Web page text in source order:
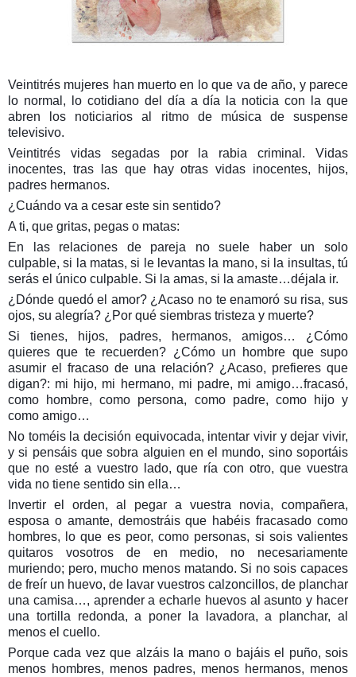
Veintitrés mujeres han muerto en lo que va de año, y parece
lo normal, lo cotidiano del día a día la noticia con la que
abren los noticiarios al ritmo de música de suspense
televisivo.
Veintitrés vidas segadas por la rabia criminal. Vidas
inocentes, tras las que hay otras vidas inocentes, hijos,
padres hermanos.
¿Cuándo va a cesar este sin sentido?
A ti, que gritas, pegas o matas:
En las relaciones de pareja no suele haber un solo
culpable, si la matas, si le levantas la mano, si la insultas, tú
serás el único culpable. Si la amas, si la amaste…déjala ir.
¿Dónde quedó el amor? ¿Acaso no te enamoró su risa, sus
ojos, su alegría? ¿Por qué siembras tristeza y muerte?
Si tienes, hijos, padres, hermanos, amigos… ¿Cómo
quieres que te recuerden? ¿Cómo un hombre que supo
asumir el fracaso de una relación? ¿Acaso, prefieres que
digan?: mi hijo, mi hermano, mi padre, mi amigo…fracasó,
como hombre, como persona, como padre, como hijo y
como amigo…
No toméis la decisión equivocada, intentar vivir y dejar vivir,
y si pensáis que sobra alguien en el mundo, sino soportáis
que no esté a vuestro lado, que ría con otro, que vuestra
vida no tiene sentido sin ella…
Invertir el orden, al pegar a vuestra novia, compañera,
esposa o amante, demostráis que habéis fracasado como
hombres, lo que es peor, como personas, si sois valientes
quitaros vosotros de en medio, no necesariamente
muriendo; pero, mucho menos matando. Si no sois capaces
de freír un huevo, de lavar vuestros calzoncillos, de planchar
una camisa…, aprender a echarle huevos al asunto y hacer
una tortilla redonda, a poner la lavadora, a planchar, al
menos el cuello.
Porque cada vez que alzáis la mano o bajáis el puño, sois
menos hombres, menos padres, menos hermanos, menos